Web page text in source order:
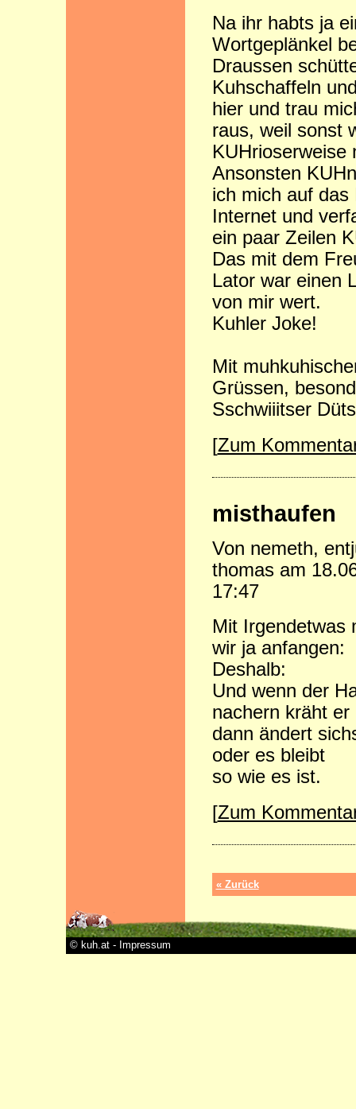
Na ihr habts ja
Wortgeplänkel
Draussen
Kuhschaffeln
hier und trau
raus, weil sonst
KUHrioserweise
Ansonsten
ich mich auf das
Internet und
ein paar Zeilen
Das mit dem
Lator war einen
von mir wert.
Kuhler Joke!
Mit
Grüssen,
Sschwiiitser
[Zum
misthaufen
Von nemeth,
thomas am
17:47
Mit Irgendetwas
wir ja anfangen:
Deshalb:
Und wenn der
nachern kräht er
dann ändert
oder es bleibt
so wie es ist.
[Zum
« Zurück
© kuh.at - Impressum